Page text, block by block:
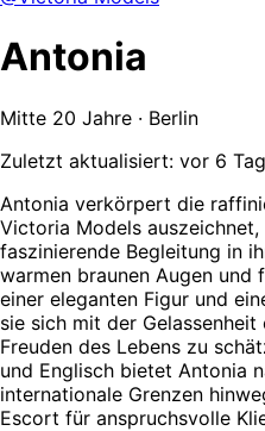
Antonia
Mitte 20 Jahre · Berlin
Zuletzt aktualisiert: vor 6
Antonia verkörpert die
Victoria Models
faszinierende Begleitung in
warmen braunen Augen und
einer eleganten Figur und
sie sich mit der
Freuden des Lebens zu
und Englisch bietet Antonia
internationale Grenzen
Escort für anspruchsvolle